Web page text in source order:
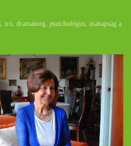
író, dramaturg, pszichológus, manapság a